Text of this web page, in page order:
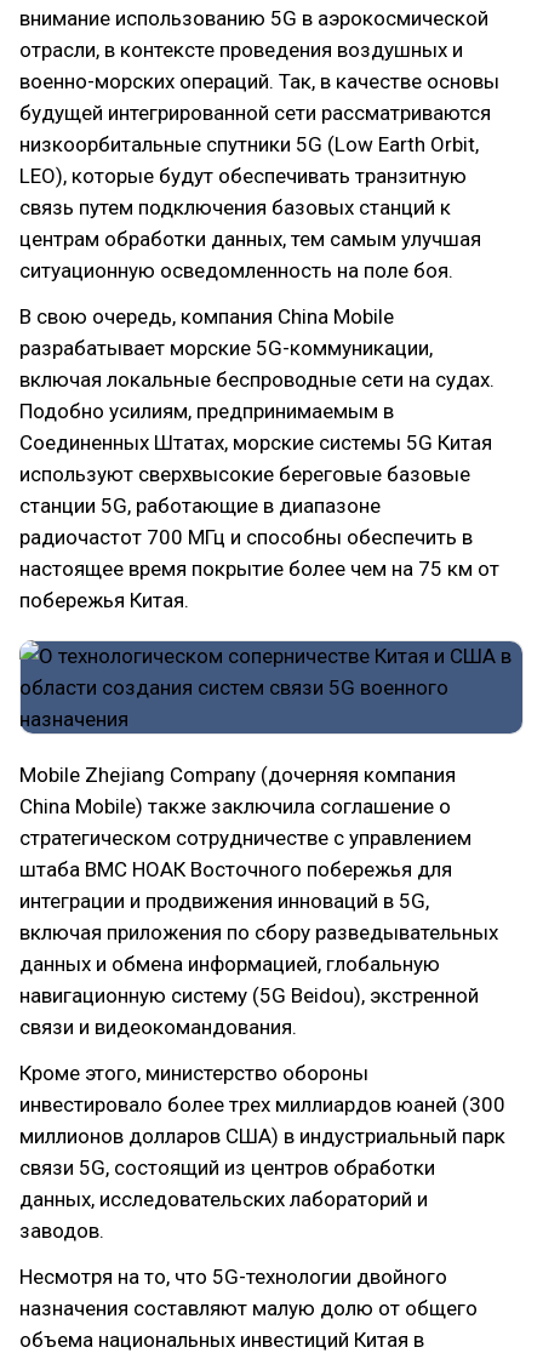
внимание использованию 5G в аэрокосмической
отрасли, в контексте проведения воздушных и
военно-морских операций. Так, в качестве основы
будущей интегрированной сети рассматриваются
низкоорбитальные спутники 5G (Low Earth Orbit,
LEO), которые будут обеспечивать транзитную
связь путем подключения базовых станций к
центрам обработки данных, тем самым улучшая
ситуационную осведомленность на поле боя.
В свою очередь, компания China Mobile
разрабатывает морские 5G-коммуникации,
включая локальные беспроводные сети на судах.
Подобно усилиям, предпринимаемым в
Соединенных Штатах, морские системы 5G Китая
используют сверхвысокие береговые базовые
станции 5G, работающие в диапазоне
радиочастот 700 МГц и способны обеспечить в
настоящее время покрытие более чем на 75 км от
побережья Китая.
Mobile Zhejiang Company (дочерняя компания
China Mobile) также заключила соглашение о
стратегическом сотрудничестве с управлением
штаба ВМС НОАК Восточного побережья для
интеграции и продвижения инноваций в 5G,
включая приложения по сбору разведывательных
данных и обмена информацией, глобальную
навигационную систему (5G Beidou), экстренной
связи и видеокомандования.
Кроме этого, министерство обороны
инвестировало более трех миллиардов юаней (300
миллионов долларов США) в индустриальный парк
связи 5G, состоящий из центров обработки
данных, исследовательских лабораторий и
заводов.
Несмотря на то, что 5G-технологии двойного
назначения составляют малую долю от общего
объема национальных инвестиций Китая в